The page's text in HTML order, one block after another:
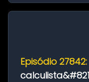
Episódio 27842: